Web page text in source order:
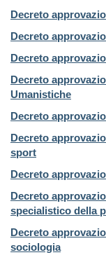
Decreto
Decreto
Decreto
Decreto
Umanistiche
Decreto
Decreto
sport
Decreto
Decreto
specialistico della
Decreto
sociologia